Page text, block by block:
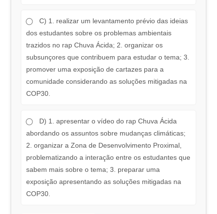
C) 1. realizar um levantamento prévio das ideias
dos estudantes sobre os problemas ambientais
trazidos no rap Chuva Ácida; 2. organizar os
subsunçores que contribuem para estudar o tema; 3.
promover uma exposição de cartazes para a
comunidade considerando as soluções mitigadas na
COP30.
D) 1. apresentar o vídeo do rap Chuva Ácida
abordando os assuntos sobre mudanças climáticas;
2. organizar a Zona de Desenvolvimento Proximal,
problematizando a interação entre os estudantes que
sabem mais sobre o tema; 3. preparar uma
exposição apresentando as soluções mitigadas na
COP30.